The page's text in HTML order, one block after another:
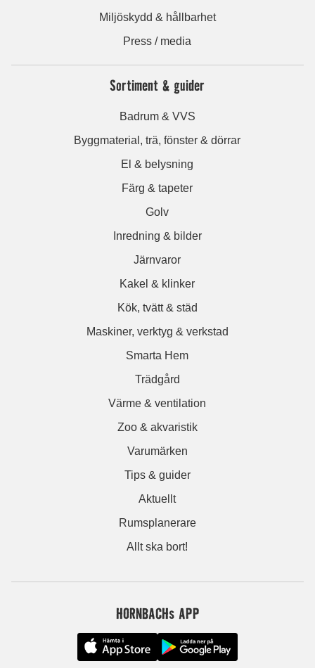
Miljöskydd & hållbarhet
Press / media
Sortiment & guider
Badrum & VVS
Byggmaterial, trä, fönster & dörrar
El & belysning
Färg & tapeter
Golv
Inredning & bilder
Järnvaror
Kakel & klinker
Kök, tvätt & städ
Maskiner, verktyg & verkstad
Smarta Hem
Trädgård
Värme & ventilation
Zoo & akvaristik
Varumärken
Tips & guider
Aktuellt
Rumsplanerare
Allt ska bort!
HORNBACHs APP